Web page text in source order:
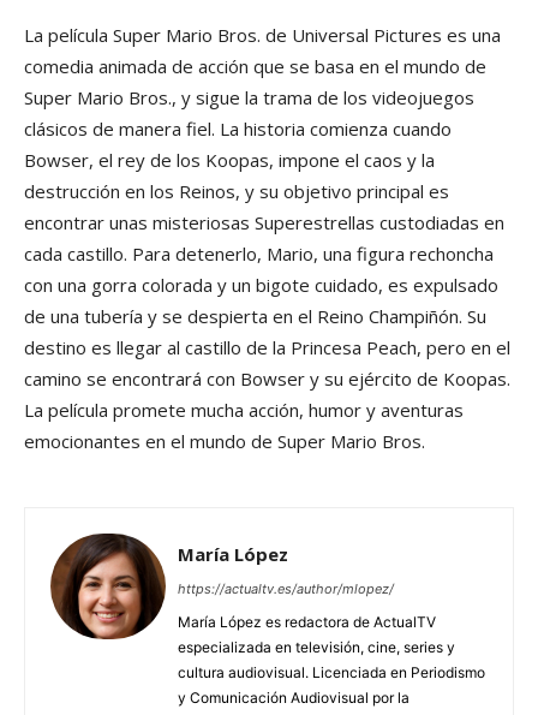
La película Super Mario Bros. de Universal Pictures es una
comedia animada de acción que se basa en el mundo de
Super Mario Bros., y sigue la trama de los videojuegos
clásicos de manera fiel. La historia comienza cuando
Bowser, el rey de los Koopas, impone el caos y la
destrucción en los Reinos, y su objetivo principal es
encontrar unas misteriosas Superestrellas custodiadas en
cada castillo. Para detenerlo, Mario, una figura rechoncha
con una gorra colorada y un bigote cuidado, es expulsado
de una tubería y se despierta en el Reino Champiñón. Su
destino es llegar al castillo de la Princesa Peach, pero en el
camino se encontrará con Bowser y su ejército de Koopas.
La película promete mucha acción, humor y aventuras
emocionantes en el mundo de Super Mario Bros.
María López
https://actualtv.es/author/mlopez/
María López es redactora de ActualTV
especializada en televisión, cine, series y
cultura audiovisual. Licenciada en Periodismo
y Comunicación Audiovisual por la